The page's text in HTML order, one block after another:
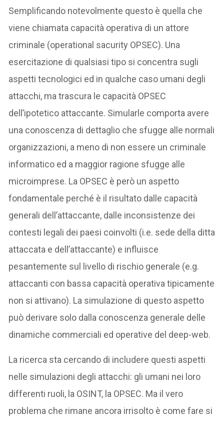
Semplificando notevolmente questo è quella che
viene chiamata capacità operativa di un attore
criminale (operational sacurity OPSEC). Una
esercitazione di qualsiasi tipo si concentra sugli
aspetti tecnologici ed in qualche caso umani degli
attacchi, ma trascura le capacità OPSEC
dell’ipotetico attaccante. Simularle comporta avere
una conoscenza di dettaglio che sfugge alle normali
organizzazioni, a meno di non essere un criminale
informatico ed a maggior ragione sfugge alle
microimprese. La OPSEC è però un aspetto
fondamentale perché è il risultato dalle capacità
generali dell’attaccante, dalle inconsistenze dei
contesti legali dei paesi coinvolti (i.e. sede della ditta
attaccata e dell’attaccante) e influisce
pesantemente sul livello di rischio generale (e.g.
attaccanti con bassa capacità operativa tipicamente
non si attivano). La simulazione di questo aspetto
può derivare solo dalla conoscenza generale delle
dinamiche commerciali ed operative del deep-web.
La ricerca sta cercando di includere questi aspetti
nelle simulazioni degli attacchi: gli umani nei loro
differenti ruoli, la OSINT, la OPSEC. Ma il vero
problema che rimane ancora irrisolto è come fare si